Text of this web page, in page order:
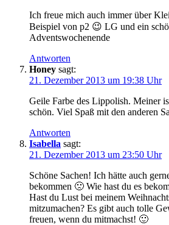
Ich freue mich auch immer über
Beispiel von p2 😉 LG und ein
Adventswochenende
Antworten
Honey sagt:
21. Dezember 2013 um 19:38 Uhr
Geile Farbe des Lippolish. Meiner
schön. Viel Spaß mit den anderen
Antworten
Isabella sagt:
21. Dezember 2013 um 23:50 Uhr
Schöne Sachen! Ich hätte auch
bekommen 🙁 Wie hast du es
Hast du Lust bei meinem
mitzumachen? Es gibt auch tolle
freuen, wenn du mitmachst! 🙂